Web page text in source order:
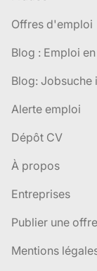
Offres d'emploi
Blog : Emploi
Blog: Jobsuche
Alerte emploi
Dépôt CV
À propos
Entreprises
Publier une
Mentions